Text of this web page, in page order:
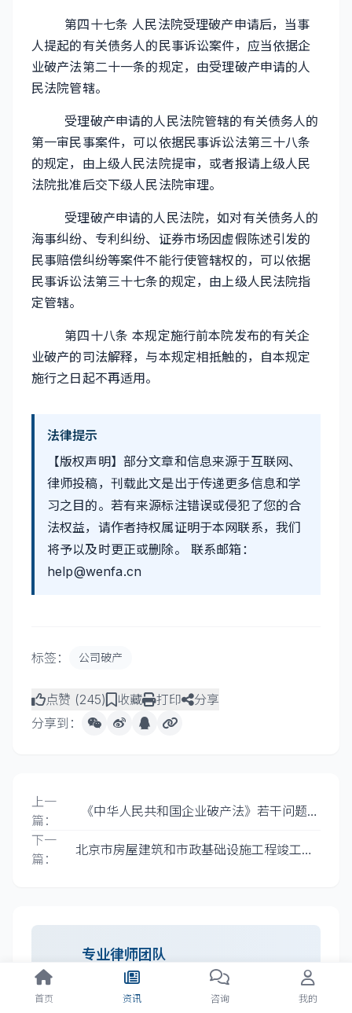
第四十七条 人民法院受理破产申请后，当事
人提起的有关债务人的民事诉讼案件，应当依据企
业破产法第二十一条的规定，由受理破产申请的人
民法院管辖。
受理破产申请的人民法院管辖的有关债务人的
第一审民事案件，可以依据民事诉讼法第三十八条
的规定，由上级人民法院提审，或者报请上级人民
法院批准后交下级人民法院审理。
受理破产申请的人民法院，如对有关债务人的
海事纠纷、专利纠纷、证券市场因虚假陈述引发的
民事赔偿纠纷等案件不能行使管辖权的，可以依据
民事诉讼法第三十七条的规定，由上级人民法院指
定管辖。
第四十八条 本规定施行前本院发布的有关企
业破产的司法解释，与本规定相抵触的，自本规定
施行之日起不再适用。
法律提示
【版权声明】部分文章和信息来源于互联网、
律师投稿，刊载此文是出于传递更多信息和学
习之目的。若有来源标注错误或侵犯了您的合
法权益，请作者持权属证明于本网联系，我们
将予以及时更正或删除。 联系邮箱：
help@wenfa.cn
标签： 公司破产
点赞 (245) 收藏 打印
分享
分享到：
上一
篇：
《中华人民共和国企业破产法》若干问题的
下一
篇：
北京市房屋建筑和市政基础设施工程竣工联
专业律师团队
提供免费案件评估，专业解决方案
首页 资讯 咨询 我的